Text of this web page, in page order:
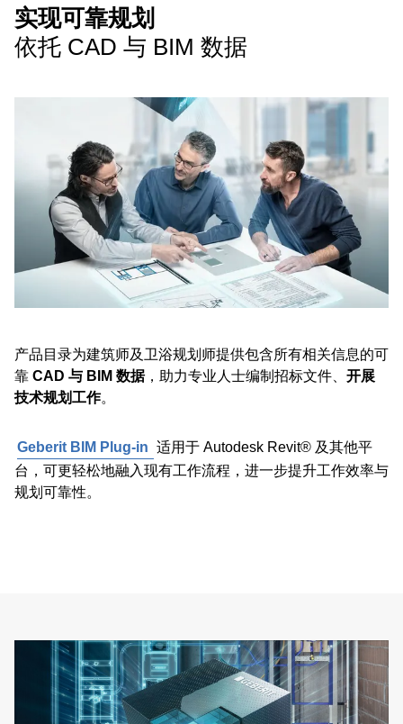
实现可靠规划
依托 CAD 与 BIM 数据
产品目录为建筑师及卫浴规划师提供包含所有相关信息的可
靠 CAD 与 BIM 数据，助力专业人士编制招标文件、 开展
技术规划工作。
Geberit BIM Plug-in 适用于 Autodesk Revit® 及其他平
台，可更轻松地融入现有工作流程，进一步提升工作效率与
规划可靠性。